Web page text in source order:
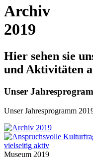
Archiv
2019
Hier sehen sie
und Aktivitäten
Unser
Unser Jahresprogramm
Museum 2019